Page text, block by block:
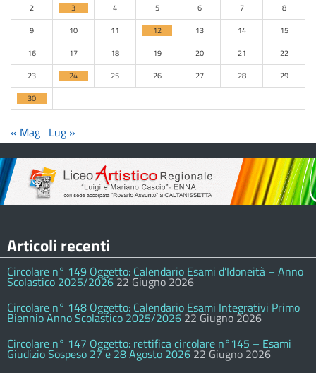
2
3 4 5 6 7
8
9
10 11 12 13 14
15
16
17 18 19 20 21
22
23
24 25 26 27 28
29
30
« Mag Lug »
Articoli recenti
Circolare n° 149 Oggetto: Calendario Esami d’Idoneità – Anno
Scolastico 2025/2026 22 Giugno 2026
Circolare n° 148 Oggetto: Calendario Esami Integrativi Primo
Biennio Anno Scolastico 2025/2026 22 Giugno 2026
Circolare n° 147 Oggetto: rettifica circolare n°145 – Esami
Giudizio Sospeso 27 e 28 Agosto 2026 22 Giugno 2026